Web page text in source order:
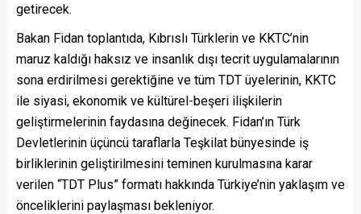
getirecek.
Bakan Fidan toplantıda, Kıbrıslı Türklerin ve KKTC’nin
maruz kaldığı haksız ve insanlık dışı tecrit uygulamalarının
sona erdirilmesi gerektiğine ve tüm TDT üyelerinin, KKTC
ile siyasi, ekonomik ve kültürel-beşeri ilişkilerin
geliştirmelerinin faydasına değinecek. Fidan’ın Türk
Devletlerinin üçüncü taraflarla Teşkilat bünyesinde iş
birliklerinin geliştirilmesini teminen kurulmasına karar
verilen “TDT Plus” formatı hakkında Türkiye’nin yaklaşım ve
önceliklerini paylaşması bekleniyor.